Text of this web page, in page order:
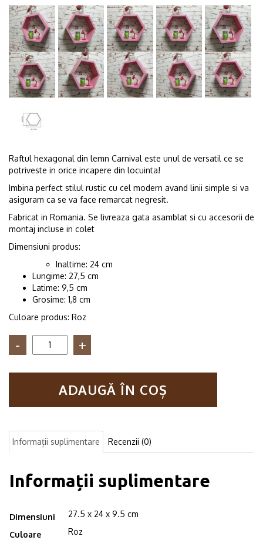
Raftul hexagonal din lemn Carnival este unul de versatil ce se
potriveste in orice incapere din locuinta!
Imbina perfect stilul rustic cu cel modern avand linii simple si va
asiguram ca se va face remarcat negresit.
Fabricat in Romania. Se livreaza gata asamblat si cu accesorii de
montaj incluse in colet
Dimensiuni produs:
Inaltime: 24 cm
Lungime: 27,5 cm
Latime: 9,5 cm
Grosime: 1,8 cm
Culoare produs: Roz
Cantitate
perete
in
hexagonala
Carnival
ADAUGĂ ÎN COȘ
Informații suplimentare Recenzii (0)
Informații suplimentare
Dimensiuni 27.5 x 24 x 9.5 cm
Culoare Roz